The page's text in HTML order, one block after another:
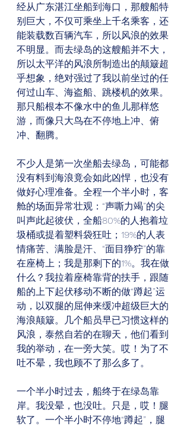
经从广东湛江坐船到海口，那艘船特
别巨大，不仅可乘坐上千名乘客，还
能装载数百辆汽车，所以风浪的效果
不明显。而去绿岛的这艘船并不大，
所以太平洋的风浪所制造出的颠簸超
乎想象，绝对强过了我以前坐过的任
何过山车、海盗船、跳楼机的效果。
那只船根本不像水中的鱼儿那样悠
游，而像只大鸟在不停地上冲、俯
冲、翻腾。
不少人是第一次坐船去绿岛，可能都
没有料到海浪竟会如此凶悍，也没有
做好心理准备。全程一个半小时，客
舱的场面异常壮观：“声嘶力竭”的尖
叫声此起彼伏，全船80%的人抱着垃
圾桶或提着塑料袋狂吐；19%的人表
情痛苦、满脸是汗、“面目狰狞”的靠
在座椅上；我是那剩下的1%。我在做
什么？我拉着座椅靠背的扶手，跟随
船的上下起伏移动不断的做“蹲起”运
动，以双腿的屈伸来缓冲超级巨大的
海浪颠簸。几个船员早已习惯这样的
风浪，泰然自若的在聊天，他们看到
我的举动，在一旁大笑。哎！为了不
吐不晕，我也顾不了那么多了。
一个半小时过去，船终于在绿岛靠
岸。我没晕，也没吐。只是，哎！腿
软了。一个半小时不停地“蹲起”，腿